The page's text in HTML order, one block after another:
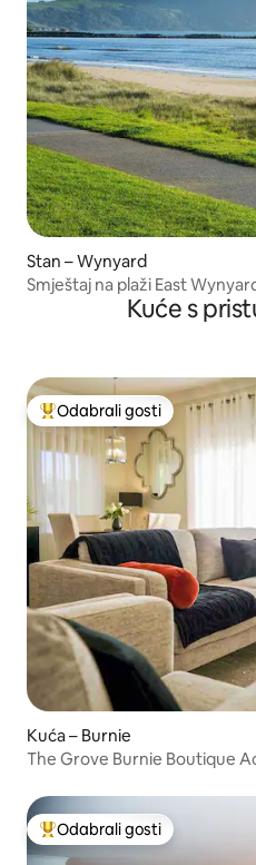
Stan – Wynyard
Smještaj na plaži East
Kuće s
Među najviše rangiranima s
Odabrali gosti
Kuća – Burnie
The Grove Burnie Boutique
Među najviše rangiranima s
Odabrali gosti